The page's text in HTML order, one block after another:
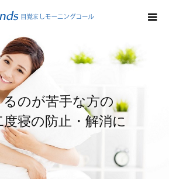
るのが苦手な方の
寝の防止・解消に